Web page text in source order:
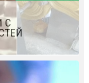
С